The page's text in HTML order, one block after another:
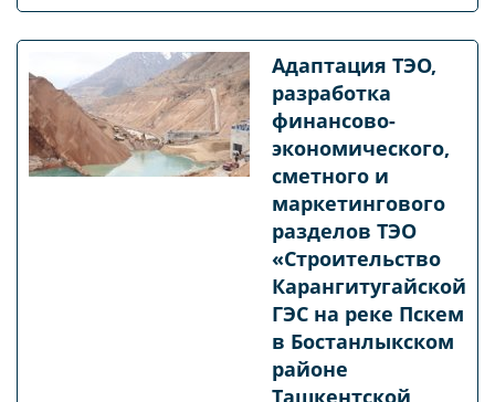
Адаптация ТЭО,
разработка
финансово-
экономического,
сметного и
маркетингового
разделов ТЭО
«Строительство
Карангитугайской
ГЭС на реке Пскем
в Бостанлыкском
районе
Ташкентской